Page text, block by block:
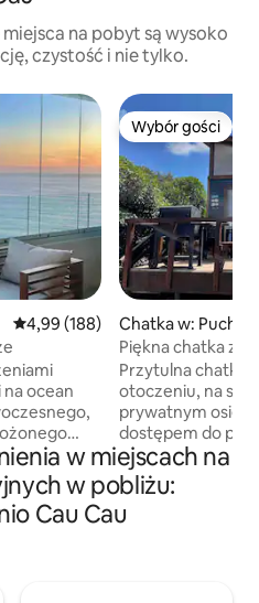
na pobyt są wysoko
czystość i nie tylko.
Wybór gości
Średnia ocena: 4,99 na 5, liczba
4,99 (188)
ocean
miejsc,
Wybór gości
Wybór gości
Chatka w:
Piękna chatka z
Maitencillo.
Przytulna chatka
otoczeniu, na
prywatnym
dostępem do
Luna, pomiędzy
sypialnie 1
małżeńskie
2: jedno łóżko
w miejscach na
w pobliżu:
Cau Cau